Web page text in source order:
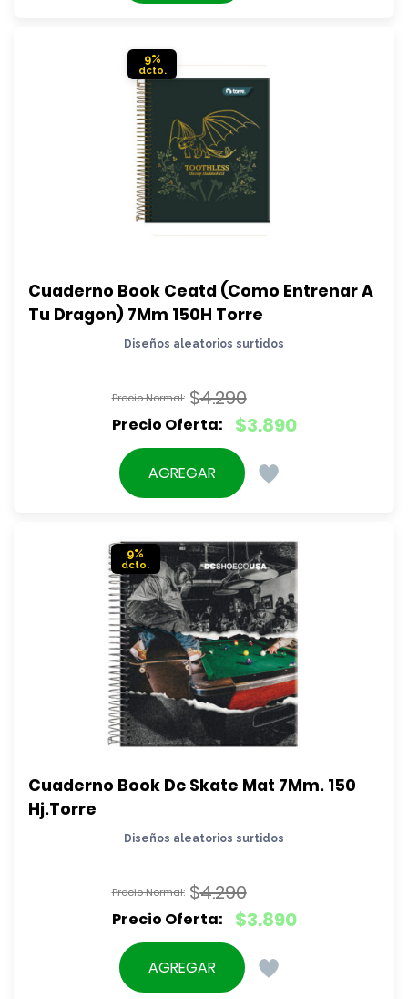
9%
Cuaderno Book Ceatd (Como Entrenar A
Tu Dragon) 7Mm 150H Torre
Diseños aleatorios surtidos
$4.290
El
precio
original
$3.890
El
precio
actual
$3.890.
AGREGAR
9%
Cuaderno Book Dc Skate Mat 7Mm. 150
Hj.Torre
Diseños aleatorios surtidos
$4.290
El
precio
original
$3.890
El
precio
actual
AGREGAR